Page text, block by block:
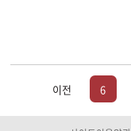
이전 6